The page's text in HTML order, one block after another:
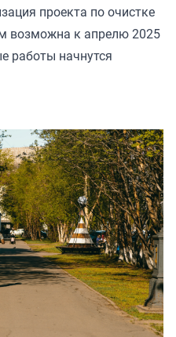
проекта по очистке
возможна к апрелю 2025
работы начнутся